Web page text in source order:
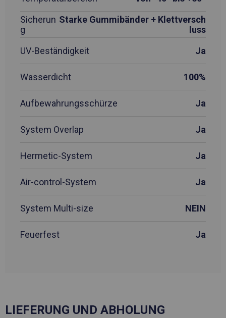
Sicherun
g
Starke Gummibänder + Klettversch
luss
UV-Beständigkeit
Ja
Wasserdicht 100%
Aufbewahrungsschürze Ja
System Overlap Ja
Hermetic-System Ja
Air-control-System Ja
System Multi-size NEIN
Feuerfest Ja
LIEFERUNG UND ABHOLUNG